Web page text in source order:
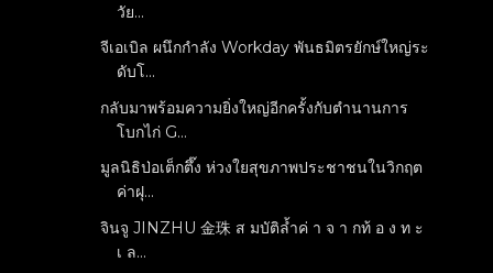
วัย...
จีเอเบิล ผนึกกำลัง Workday พันธมิตรยักษ์ใหญ่ระ
ดับโ...
กลับมาพร้อมความยิ่งใหญ่อีกครั้งกับตำนานการ
โบกไก่ G...
มูลนิธิป่อเต็กตึ๊ง ห่วงใยสุขภาพประชาชนในวิกฤต
ค่าฝุ...
จินจู JINZHU 金珠 ส มบัติล้ำค่ า จ า กท้ อ ง ท ะ
เ ล...